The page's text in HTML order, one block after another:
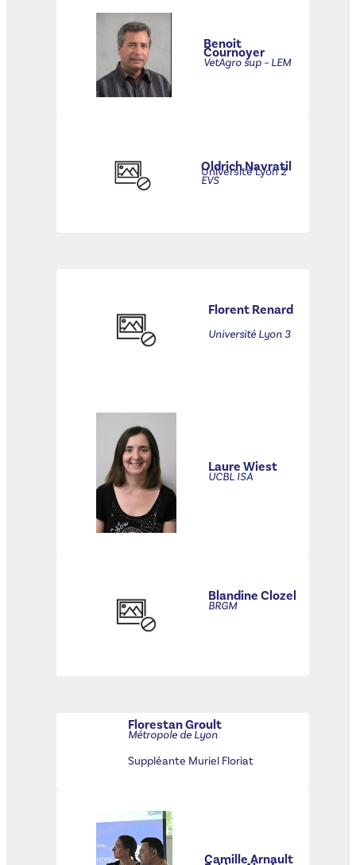
Benoit
Cournoyer
VetAgro sup – LEM
Oldrich Navratil
Université Lyon 2
EVS
Florent Renard
Université Lyon 3
Laure Wiest
UCBL ISA
Blandine Clozel
BRGM
Florestan Groult
Métropole de Lyon
Suppléante Muriel Floriat
Camille Arnault